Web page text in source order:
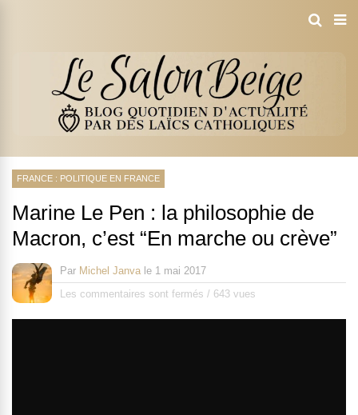
FRANCE : POLITIQUE EN FRANCE
Marine Le Pen : la philosophie de
Macron, c’est “En marche ou crève”
Par Michel Janva le 1 mai 2017
Les commentaires sont fermés / 643 vues